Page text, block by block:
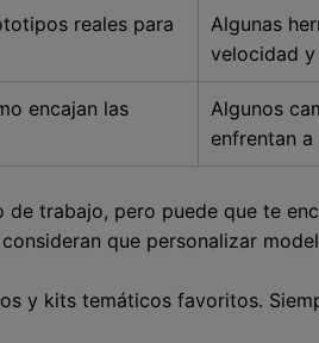
reales para
Algunas
velocidad
encajan las
Algunos
enfrentan
trabajo, pero puede que te
que personalizar
y kits temáticos favoritos.